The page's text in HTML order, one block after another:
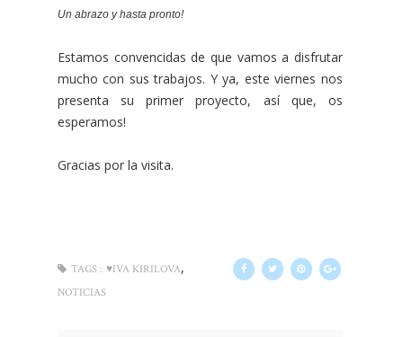
Un abrazo y hasta pronto!
Estamos convencidas de que vamos a disfrutar
mucho con sus trabajos. Y ya, este viernes nos
presenta su primer proyecto, así que, os
esperamos!
Gracias por la visita.
TAGS : ♥IVA KIRILOVA,
NOTICIAS